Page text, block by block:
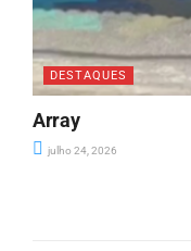
DESTAQUES
Array
julho 24, 2026